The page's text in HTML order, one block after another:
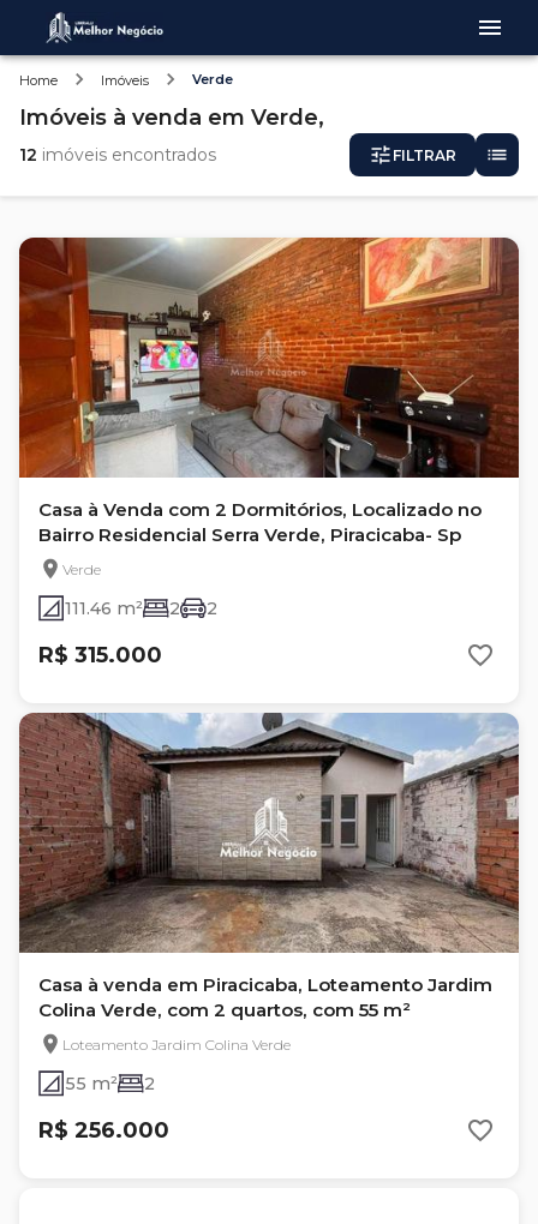
Home Imóveis Verde
Imóveis à venda em Verde,
12 imóveis encontrados FILTRAR
Casa à Venda com 2 Dormitórios, Localizado no
Bairro Residencial Serra Verde, Piracicaba- Sp
Verde
111.46 m² 2 2
R$ 315.000
Casa à venda em Piracicaba, Loteamento Jardim
Colina Verde, com 2 quartos, com 55 m²
Loteamento Jardim Colina Verde
55 m² 2
R$ 256.000